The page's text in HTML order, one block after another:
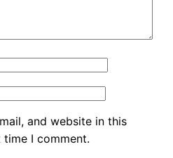
and website in this
I comment.